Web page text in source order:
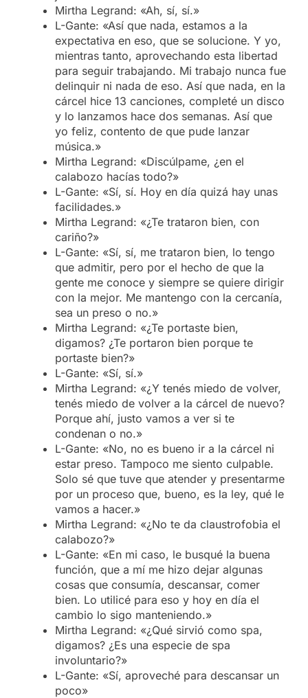
Mirtha Legrand: «Ah, sí, sí.»
L-Gante: «Así que nada, estamos a la
expectativa en eso, que se solucione. Y yo,
mientras tanto, aprovechando esta libertad
para seguir trabajando. Mi trabajo nunca fue
delinquir ni nada de eso. Así que nada, en la
cárcel hice 13 canciones, completé un disco
y lo lanzamos hace dos semanas. Así que
yo feliz, contento de que pude lanzar
música.»
Mirtha Legrand: «Discúlpame, ¿en el
calabozo hacías todo?»
L-Gante: «Sí, sí. Hoy en día quizá hay unas
facilidades.»
Mirtha Legrand: «¿Te trataron bien, con
cariño?»
L-Gante: «Sí, sí, me trataron bien, lo tengo
que admitir, pero por el hecho de que la
gente me conoce y siempre se quiere dirigir
con la mejor. Me mantengo con la cercanía,
sea un preso o no.»
Mirtha Legrand: «¿Te portaste bien,
digamos? ¿Te portaron bien porque te
portaste bien?»
L-Gante: «Sí, sí.»
Mirtha Legrand: «¿Y tenés miedo de volver,
tenés miedo de volver a la cárcel de nuevo?
Porque ahí, justo vamos a ver si te
condenan o no.»
L-Gante: «No, no es bueno ir a la cárcel ni
estar preso. Tampoco me siento culpable.
Solo sé que tuve que atender y presentarme
por un proceso que, bueno, es la ley, qué le
vamos a hacer.»
Mirtha Legrand: «¿No te da claustrofobia el
calabozo?»
L-Gante: «En mi caso, le busqué la buena
función, que a mí me hizo dejar algunas
cosas que consumía, descansar, comer
bien. Lo utilicé para eso y hoy en día el
cambio lo sigo manteniendo.»
Mirtha Legrand: «¿Qué sirvió como spa,
digamos? ¿Es una especie de spa
involuntario?»
L-Gante: «Sí, aproveché para descansar un
poco»